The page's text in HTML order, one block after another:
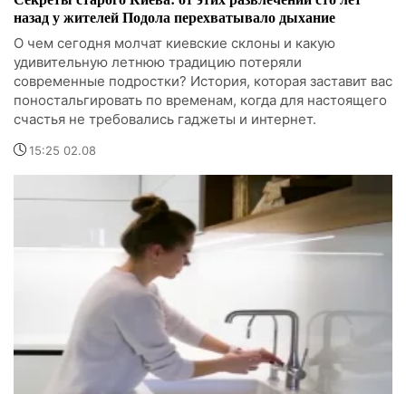
назад у жителей Подола перехватывало дыхание
О чем сегодня молчат киевские склоны и какую
удивительную летнюю традицию потеряли
современные подростки? История, которая заставит вас
поностальгировать по временам, когда для настоящего
счастья не требовались гаджеты и интернет.
15:25 02.08